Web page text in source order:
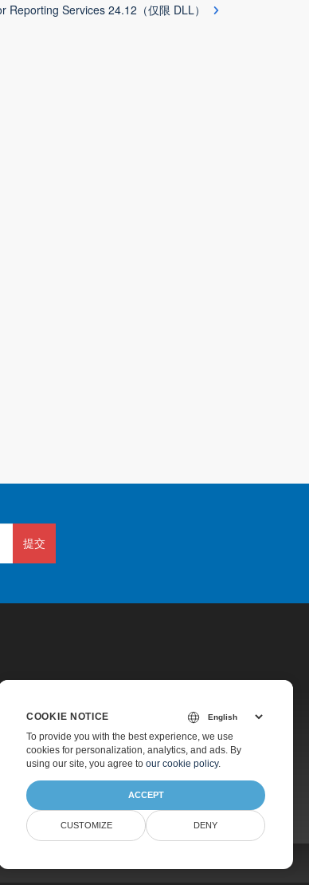
Reporting Services 24.12（仅限 DLL）
提交
COOKIE NOTICE
To provide you with the best experience, we use
cookies for personalization, analytics, and ads. By
using our site, you agree to our cookie policy.
ACCEPT
CUSTOMIZE DENY